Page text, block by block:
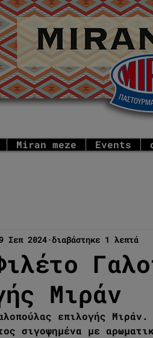
Miran meze Events
Μιράν
Σεπ 2024 διαβάστηκε 1 λεπτά
επιλογής
σιγοψημένα με